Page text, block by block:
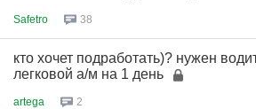
Safetro 38
кто хочет подработать)? нужен
легковой а/м на 1 день
artega 2